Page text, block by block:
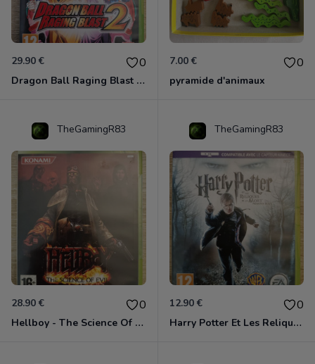
29.90 € 0
Dragon Ball Raging Blast 2 Xbox 360
7.00 € 0
pyramide d'animaux
TheGamingR83
28.90 € 0
Hellboy - The Science Of Evil Xbox 360
TheGamingR83
12.90 € 0
Harry Potter Et Les Reliques De La Mort - 1ère Partie Xbox 360